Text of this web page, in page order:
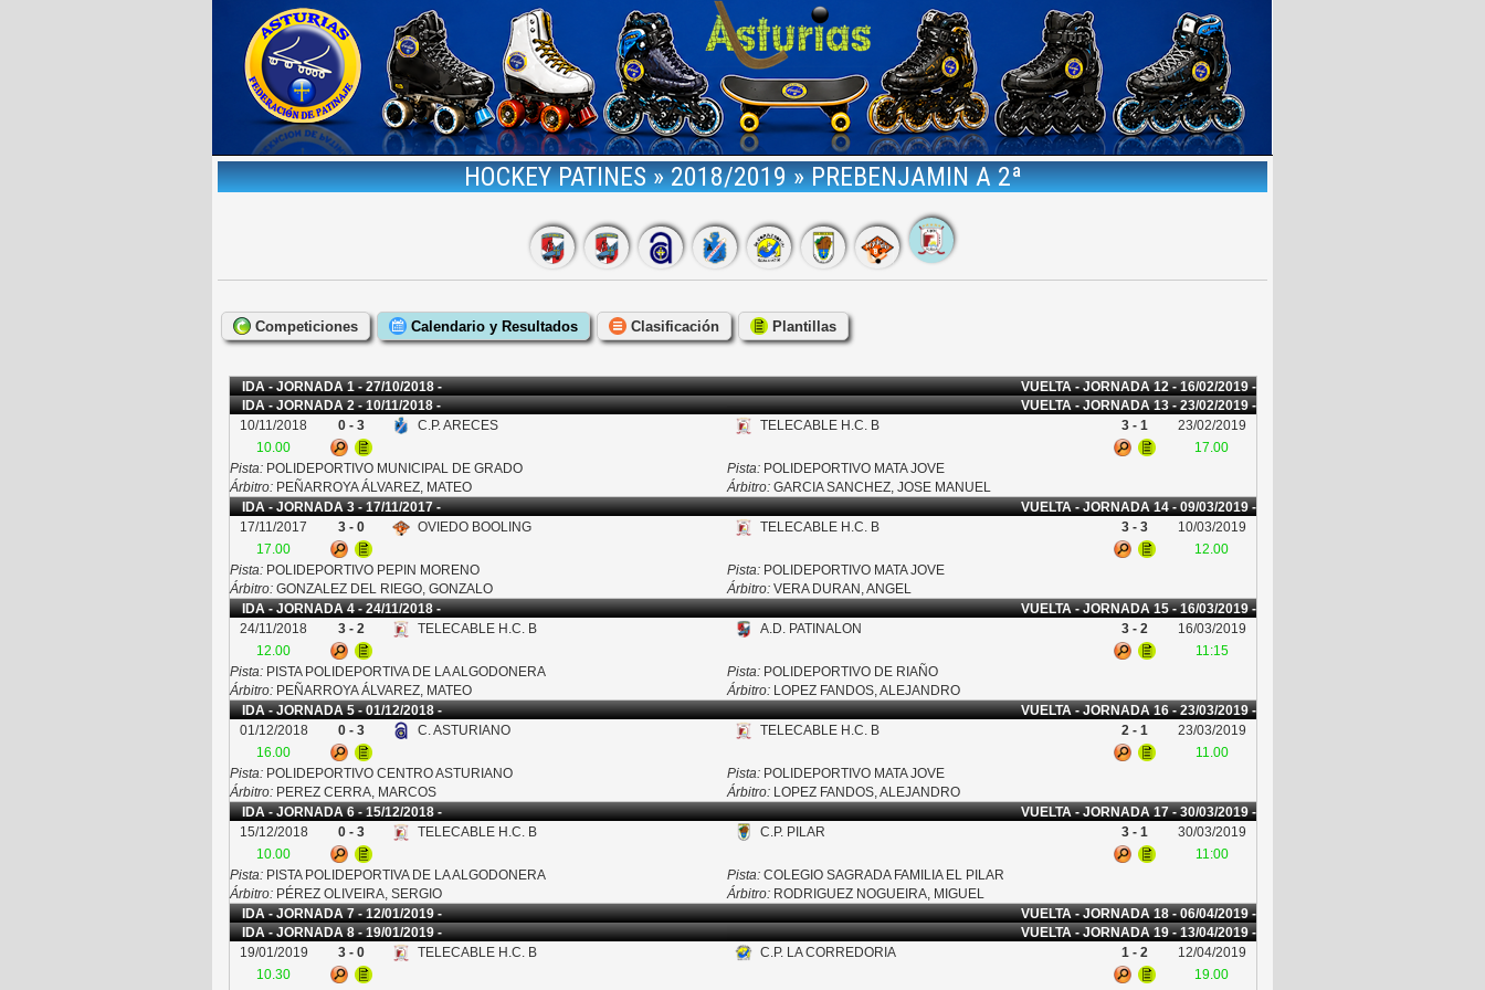
HOCKEY PATINES » 2018/2019 » PREBENJAMIN A 2ª
Competiciones Calendario y Resultados Clasificación Plantillas
IDA - JORNADA 1 - 27/10/2018 -
VUELTA - JORNADA 12 - 16/02/2019 -
IDA - JORNADA 2 - 10/11/2018 -
VUELTA - JORNADA 13 - 23/02/2019 -
10/11/2018
0 - 3 C.P. ARECES TELECABLE H.C. B 3 - 1
23/02/2019
10.00
17.00
Pista:POLIDEPORTIVO MUNICIPAL DE GRADO Pista:POLIDEPORTIVO MATA JOVE
Árbitro:PEÑARROYA ÁLVAREZ, MATEO Árbitro:GARCIA SANCHEZ, JOSE MANUEL
IDA - JORNADA 3 - 17/11/2017 -
VUELTA - JORNADA 14 - 09/03/2019 -
17/11/2017
3 - 0 OVIEDO BOOLING TELECABLE H.C. B 3 - 3
10/03/2019
17.00
12.00
Pista:POLIDEPORTIVO PEPIN MORENO Pista:POLIDEPORTIVO MATA JOVE
Árbitro:GONZALEZ DEL RIEGO, GONZALO Árbitro:VERA DURAN, ANGEL
IDA - JORNADA 4 - 24/11/2018 -
VUELTA - JORNADA 15 - 16/03/2019 -
24/11/2018
3 - 2 TELECABLE H.C. B A.D. PATINALON 3 - 2
16/03/2019
12.00
11:15
Pista:PISTA POLIDEPORTIVA DE LA ALGODONERA Pista:POLIDEPORTIVO DE RIAÑO
Árbitro:PEÑARROYA ÁLVAREZ, MATEO Árbitro:LOPEZ FANDOS, ALEJANDRO
IDA - JORNADA 5 - 01/12/2018 -
VUELTA - JORNADA 16 - 23/03/2019 -
01/12/2018
0 - 3 C. ASTURIANO TELECABLE H.C. B 2 - 1
23/03/2019
16.00
11.00
Pista:POLIDEPORTIVO CENTRO ASTURIANO Pista:POLIDEPORTIVO MATA JOVE
Árbitro:PEREZ CERRA, MARCOS Árbitro:LOPEZ FANDOS, ALEJANDRO
IDA - JORNADA 6 - 15/12/2018 -
VUELTA - JORNADA 17 - 30/03/2019 -
15/12/2018
0 - 3 TELECABLE H.C. B C.P. PILAR 3 - 1
30/03/2019
10.00
11:00
Pista:PISTA POLIDEPORTIVA DE LA ALGODONERA Pista:COLEGIO SAGRADA FAMILIA EL PILAR
Árbitro:PÉREZ OLIVEIRA, SERGIO Árbitro:RODRIGUEZ NOGUEIRA, MIGUEL
IDA - JORNADA 7 - 12/01/2019 -
VUELTA - JORNADA 18 - 06/04/2019 -
IDA - JORNADA 8 - 19/01/2019 -
VUELTA - JORNADA 19 - 13/04/2019 -
19/01/2019
3 - 0 TELECABLE H.C. B C.P. LA CORREDORIA 1 - 2
12/04/2019
10.30
19.00